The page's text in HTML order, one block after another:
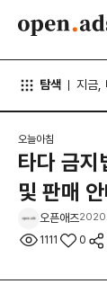
탐색 지금,
오늘아침
타다 금지
및 판매
오픈애즈
1111 0